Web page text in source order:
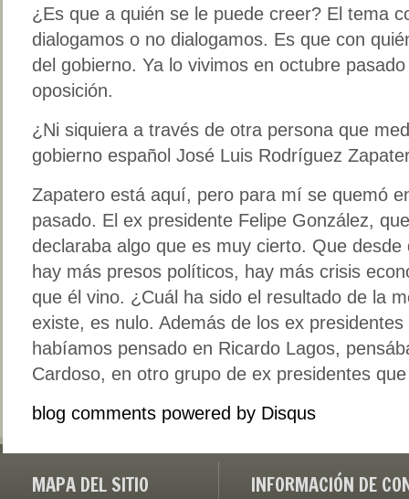
¿Es que a quién se le puede creer? El tema
dialogamos o no dialogamos. Es que con
del gobierno. Ya lo vivimos en octubre
oposición.
¿Ni siquiera a través de otra persona que
gobierno español José Luis Rodríguez
Zapatero está aquí, pero para mí se quemó
pasado. El ex presidente Felipe González,
declaraba algo que es muy cierto. Que
hay más presos políticos, hay más crisis
que él vino. ¿Cuál ha sido el resultado de la
existe, es nulo. Además de los ex
habíamos pensado en Ricardo Lagos,
Cardoso, en otro grupo de ex presidentes
blog comments powered by Disqus
MAPA DEL SITIO INFORMACIÓN DE